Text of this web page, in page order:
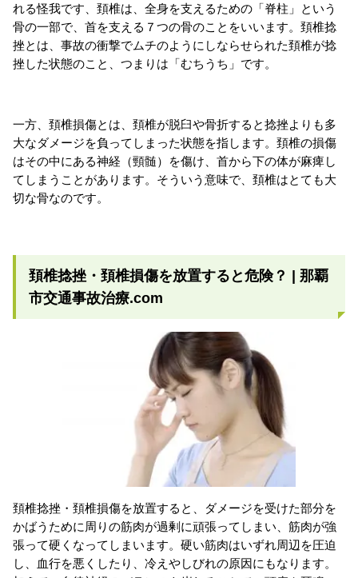
れる怪我です、頚椎は、全身を支えるための「脊柱」という
骨の一部で、首を支える７つの骨のことをいいます。頚椎捻
挫とは、事故の衝撃でムチのようにしならせられた頚椎が捻
挫した状態のこと、つまりは「むちうち」です。
一方、頚椎損傷とは、頚椎が脱臼や骨折すると捻挫よりも多
大なダメージを負ってしまった状態を指します。頚椎の損傷
はその中にある神経（頸髄）を傷け、首から下の体が麻痺し
てしまうことがあります。そういう意味で、頚椎はとても大
切な骨なのです。
頚椎捻挫・頚椎損傷を放置すると危険？ | 那覇
市交通事故治療.com
頚椎捻挫・頚椎損傷を放置すると、ダメージを受けた部分を
かばうために周りの筋肉が過剰に頑張ってしまい、筋肉が強
張って硬くなってしまいます。硬い筋肉はいずれ周辺を圧迫
し、血行を悪くしたり、冷えやしびれの原因にもなります。